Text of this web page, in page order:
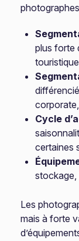
plus forte
Cycle
certaines
stockage,
Les
mais à forte